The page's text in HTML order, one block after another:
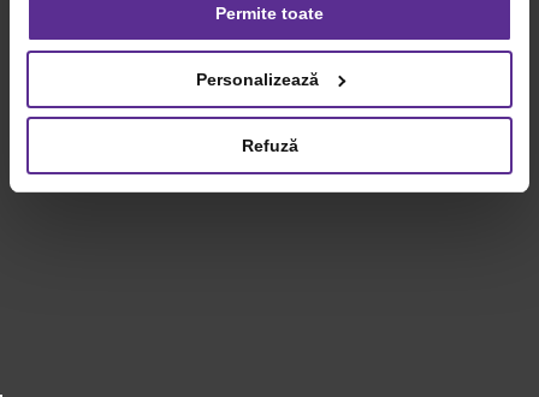
setările dvs. de cookie-uri.
privind utilizarea modulelor cookie.Detalii
Permite toate
Personalizează
Refuză